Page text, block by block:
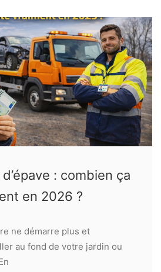
: combien ça
en 2026 ?
ne démarre plus et
au fond de votre jardin ou